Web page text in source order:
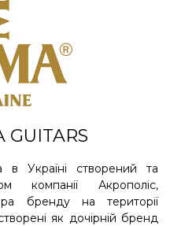
в Україні створений та
компанії Акрополіс,
бренду на території
як дочірній бренд